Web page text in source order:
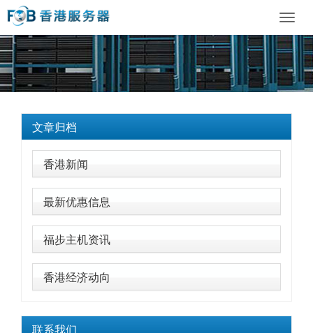
文章归档
香港新闻
最新优惠信息
福步主机资讯
香港经济动向
联系我们